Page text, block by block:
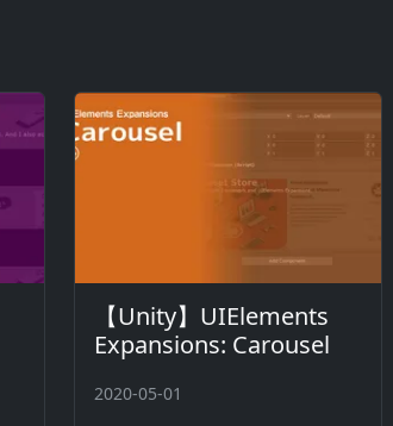
【Unity】UIElements
Expansions: Carousel
2020-05-01